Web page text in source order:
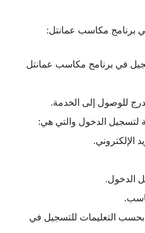
برنامج مكاسب عمانتل:
في برنامج مكاسب عمانتل
للوصول إلى الخدمة.
لتسجيل الدخول والتي هي:
الإلكتروني.
الدخول.
بحسب التعليمات للتسجيل في